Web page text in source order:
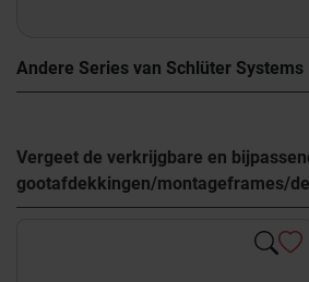
Andere Series van Schlüter Systems
Vergeet de verkrijgbare en
gootafdekkingen/montageframes/